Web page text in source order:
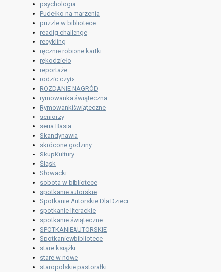
psychologia
Pudełko na marzenia
puzzle w bibliotece
readig challenge
recykling
ręcznie robione kartki
rękodzieło
reportaże
rodzic czyta
ROZDANIE NAGRÓD
rymowanka świąteczna
Rymowankiświąteczne
seniorzy
seria Basia
Skandynawia
skrócone godziny
SkupKultury
Śląsk
Słowacki
sobota w bibliotece
spotkanie autorskie
Spotkanie Autorskie Dla Dzieci
spotkanie literackie
spotkanie świąteczne
SPOTKANIEAUTORSKIE
Spotkaniewbibliotece
stare książki
stare w nowe
staropolskie pastorałki